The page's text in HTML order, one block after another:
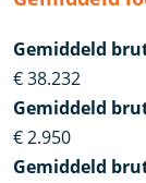
Gemiddeld
€ 38.232
Gemiddeld
€ 2.950
Gemiddeld